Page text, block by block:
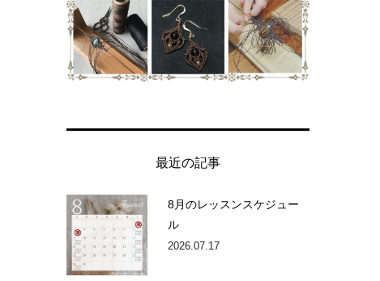
最近の記事
8月のレッスンスケジュー
ル
2026.07.17